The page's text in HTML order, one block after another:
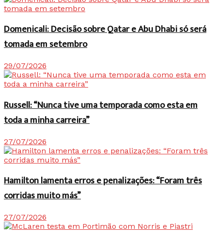
Domenicali: Decisão sobre Qatar e Abu Dhabi só será
tomada em setembro
29/07/2026
Russell: “Nunca tive uma temporada como esta em
toda a minha carreira”
27/07/2026
Hamilton lamenta erros e penalizações: “Foram três
corridas muito más”
27/07/2026